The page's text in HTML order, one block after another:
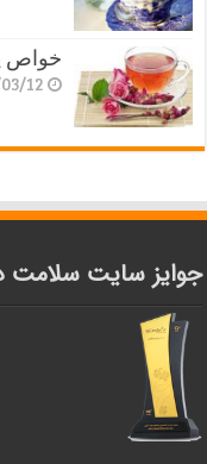
خواص
12
جوایز سایت سلامت